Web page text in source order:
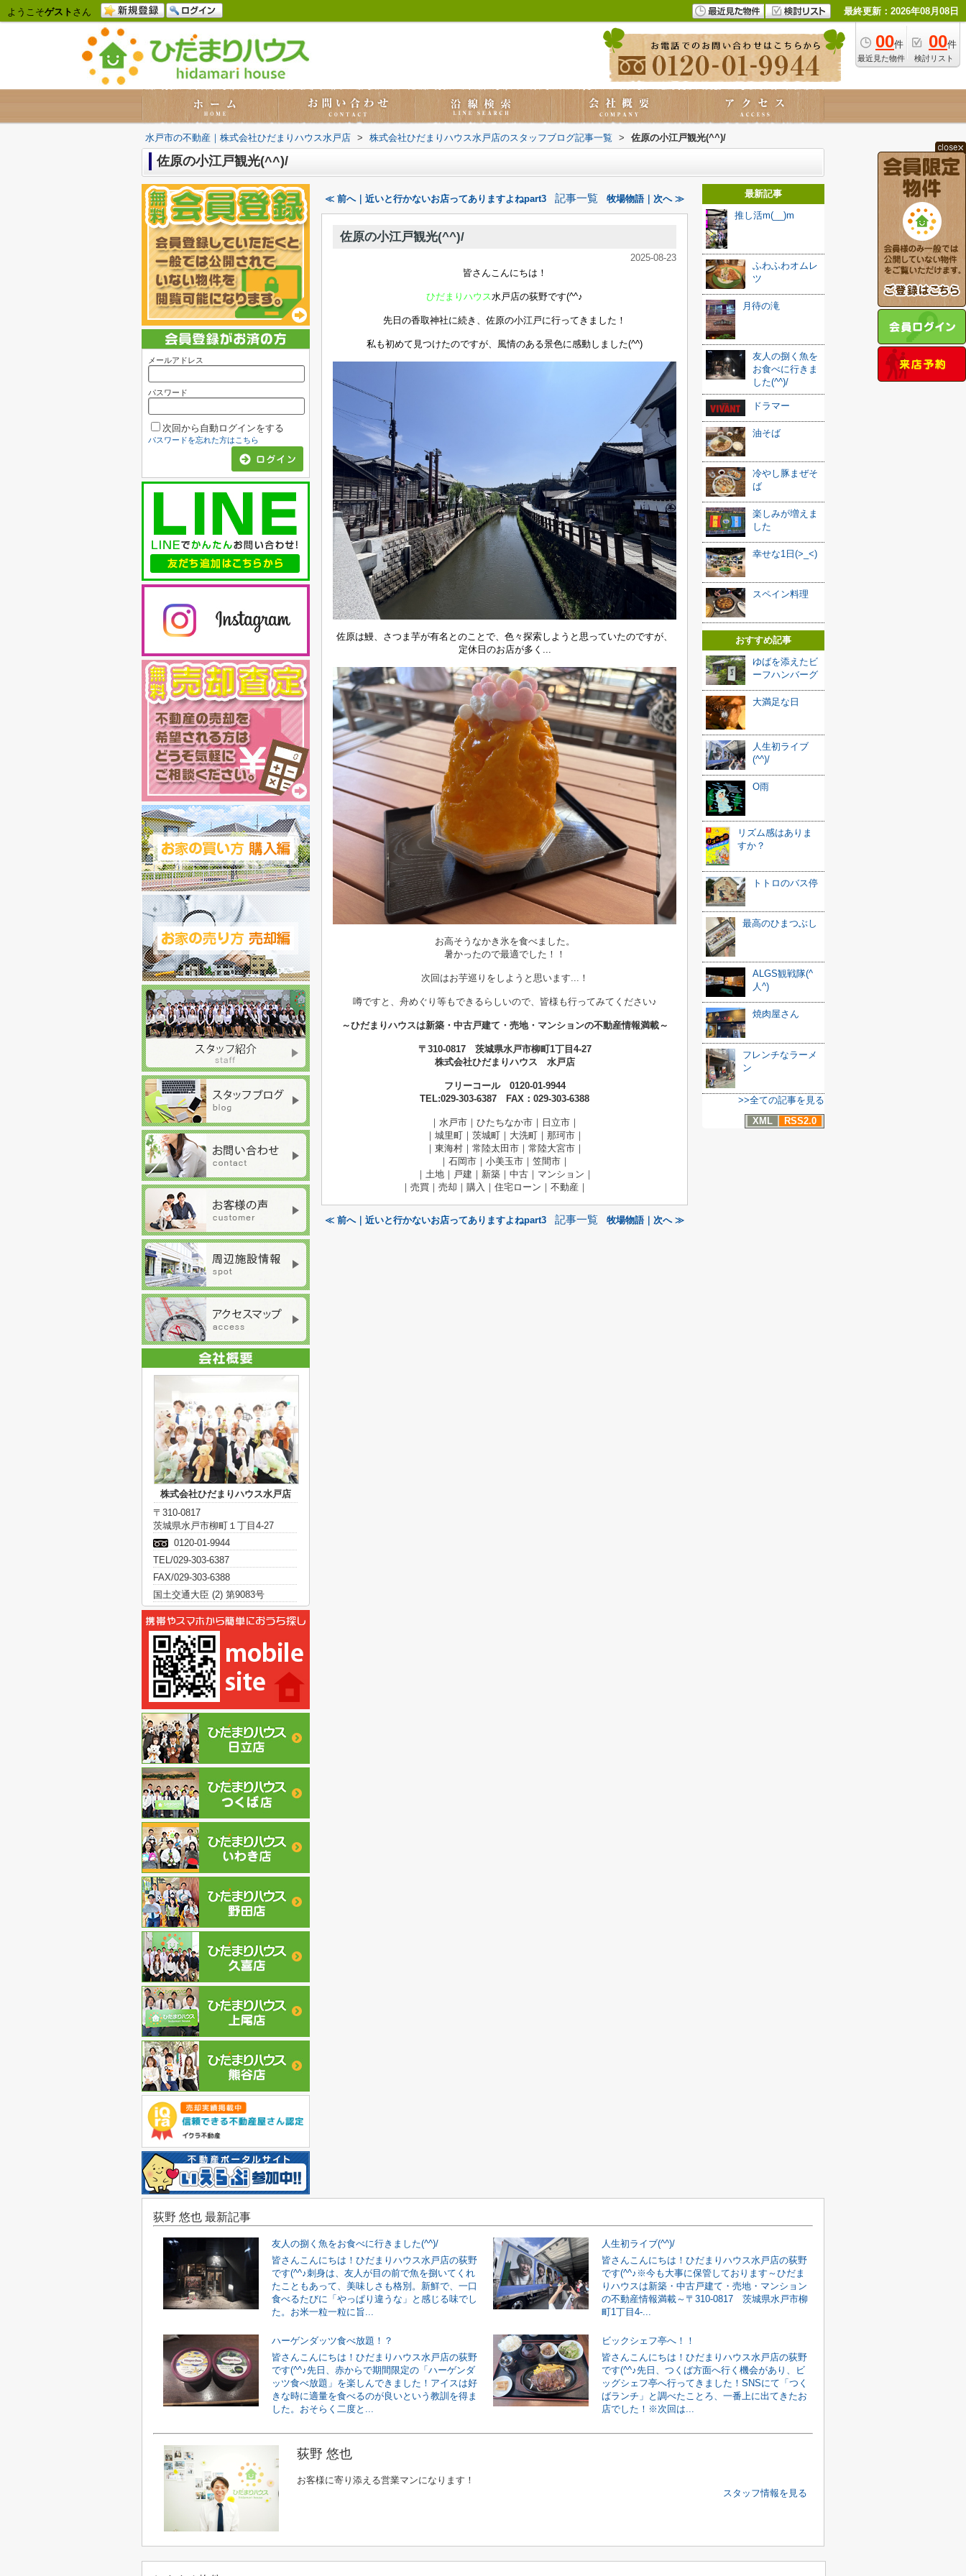
ようこそゲスト さん 最終更新：2026年08月08日
00件
最近見た物件
00件
検討リスト
水戸市の不動産｜株式会社ひだまりハウス水戸店 > 株式会社ひだまりハウス水戸店のスタッフブログ記事一覧 > 佐原の小江戸観光(^^)/
佐原の小江戸観光(^^)/
≪ 前へ｜近いと行かないお店ってありますよねpart3 記事一覧 牧場物語｜次へ ≫
佐原の小江戸観光(^^)/
2025-08-23
皆さんこんにちは！
ひだまりハウス水戸店の荻野です(^^♪
先日の香取神社に続き、佐原の小江戸に行ってきました！
私も初めて見つけたのですが、風情のある景色に感動しました(^^)
佐原は鰻、さつま芋が有名とのことで、色々探索しようと思っていたのですが、
定休日のお店が多く...
お高そうなかき氷を食べました。
暑かったので最適でした！！
次回はお芋巡りをしようと思います...！
噂ですと、舟めぐり等もできるらしいので、皆様も行ってみてください♪
～ひだまりハウスは新築・中古戸建て・売地・マンションの不動産情報満載～
〒310-0817 茨城県水戸市柳町1丁目4-27
株式会社ひだまりハウス 水戸店
フリーコール 0120-01-9944
TEL:029-303-6387 FAX：029-303-6388
｜水戸市｜ひたちなか市｜日立市｜
｜城里町｜茨城町｜大洗町｜那珂市｜
｜東海村｜常陸太田市｜常陸大宮市｜
｜石岡市｜小美玉市｜笠間市 ｜
｜土地｜戸建｜新築｜中古｜マンション｜
｜売買｜売却｜購入｜住宅ローン｜不動産｜
≪ 前へ｜近いと行かないお店ってありますよねpart3 記事一覧 牧場物語｜次へ ≫
最新記事
推し活m(__)m
ふわふわオムレ
ツ
月待の滝
友人の捌く魚を
お食べに行きま
した(^^)/
ドラマー
油そば
冷やし豚まぜそ
ば
楽しみが増えま
した
幸せな1日(>_<)
スペイン料理
おすすめ記事
ゆばを添えたビ
ーフハンバーグ
大満足な日
人生初ライブ
(^^)/
O雨
リズム感はありま
すか？
トトロのバス停
最高のひまつぶし
ALGS観戦隊(^
人^)
焼肉屋さん
フレンチなラーメ
ン
>>全ての記事を見る
XML
RSS2.0
メールアドレス
パスワード
次回から自動ログインをする
パスワードを忘れた方はこちら
株式会社ひだまりハウス水戸店
〒310-0817
茨城県水戸市柳町１丁目4-27
0120-01-9944
TEL/029-303-6387
FAX/029-303-6388
国土交通大臣 (2) 第9083号
荻野 悠也 最新記事
友人の捌く魚をお食べに行きました(^^)/
皆さんこんにちは！ひだまりハウス水戸店の荻野
です(^^♪刺身は、友人が目の前で魚を捌いてくれ
たこともあって、美味しさも格別。新鮮で、一口
食べるたびに「やっぱり違うな」と感じる味でし
た。お米一粒一粒に旨...
人生初ライブ(^^)/
皆さんこんにちは！ひだまりハウス水戸店の荻野
です(^^♪※今も大事に保管しております～ひだま
りハウスは新築・中古戸建て・売地・マンション
の不動産情報満載～〒310-0817 茨城県水戸市柳
町1丁目4-...
ハーゲンダッツ食べ放題！？
皆さんこんにちは！ひだまりハウス水戸店の荻野
です(^^♪先日、赤からで期間限定の「ハーゲンダ
ッツ食べ放題」を楽しんできました！アイスは好
きな時に適量を食べるのが良いという教訓を得ま
した。おそらく二度と...
ビックシェフ亭へ！！
皆さんこんにちは！ひだまりハウス水戸店の荻野
です(^^♪先日、つくば方面へ行く機会があり、ビ
ッグシェフ亭へ行ってきました！SNSにて「つく
ばランチ」と調べたことろ、一番上に出てきたお
店でした！※次回は...
荻野 悠也
お客様に寄り添える営業マンになります！
スタッフ情報を見る